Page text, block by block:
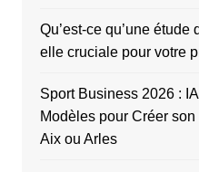
Qu’est-ce qu’une
elle cruciale pour votre
Sport Business 2026 :
Modèles pour Créer
Aix ou Arles